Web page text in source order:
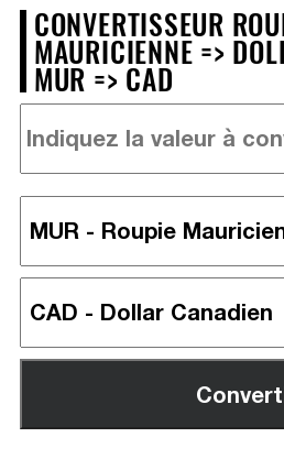
CONVERTISSEUR
MAURICIENNE =>
MUR => CAD